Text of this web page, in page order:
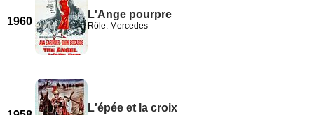
1960
L'Ange pourpre
Rôle: Mercedes
L'épée et la croix